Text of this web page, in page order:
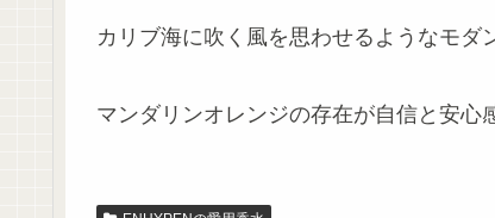
カリブ海に吹く風を思わせるようなモダ
マンダリンオレンジの存在が自信と安心